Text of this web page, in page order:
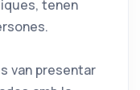
tenen
van presentar